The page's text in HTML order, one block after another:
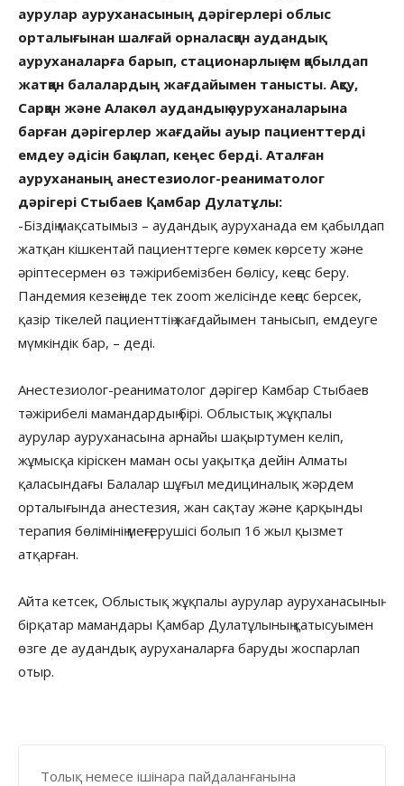
аурулар ауруханасының дәрігерлері облыс
орталығынан шалғай орналасқан аудандық
ауруханаларға барып, стационарлық ем қабылдап
жатқан балалардың жағдайымен танысты. Ақсу,
Сарқан және Алакөл аудандық ауруханаларына
барған дәрігерлер жағдайы ауыр пациенттерді
емдеу әдісін бақылап, кеңес берді. Аталған
аурухананың анестезиолог-реаниматолог
дәрігері Стыбаев Қамбар Дулатұлы:
-Біздің мақсатымыз – аудандық ауруханада ем қабылдап
жатқан кішкентай пациенттерге көмек көрсету және
әріптесермен өз тәжірибемізбен бөлісу, кеңес беру.
Пандемия кезеңінде тек zoom желісінде кеңес берсек,
қазір тікелей пациенттің жағдайымен танысып, емдеуге
мүмкіндік бар, – деді.
Анестезиолог-реаниматолог дәрігер Камбар Стыбаев
тәжірибелі мамандардың бірі. Облыстық жұқпалы
аурулар ауруханасына арнайы шақыртумен келіп,
жұмысқа кіріскен маман осы уақытқа дейін Алматы
қаласындағы Балалар шұғыл медициналық жәрдем
орталығында анестезия, жан сақтау және қарқынды
терапия бөлімінің меңгерушісі болып 16 жыл қызмет
атқарған.
Айта кетсек, Облыстық жұқпалы аурулар ауруханасының
бірқатар мамандары Қамбар Дулатұлының қатысуымен
өзге де аудандық ауруханаларға баруды жоспарлап
отыр.
Толық немесе ішінара пайдаланғанына